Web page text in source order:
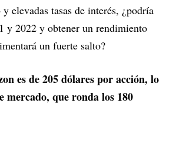
elevadas tasas de interés, ¿podría
y 2022 y obtener un rendimiento
un fuerte salto?
es de 205 dólares por acción, lo
mercado, que ronda los 180